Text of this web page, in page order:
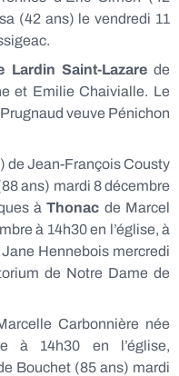
(42 ans) le vendredi 11
Lardin Saint-Lazarede
et Emilie Chaivialle. Le
veuve Pénichon
de Jean-François Cousty
ans) mardi 8 décembre
àThonac de Marcel
à 14h30 en l’église, à
Hennebois mercredi
de Notre Dame de
Carbonnière née
à 14h30 en l’église,
Bouchet (85 ans) mardi